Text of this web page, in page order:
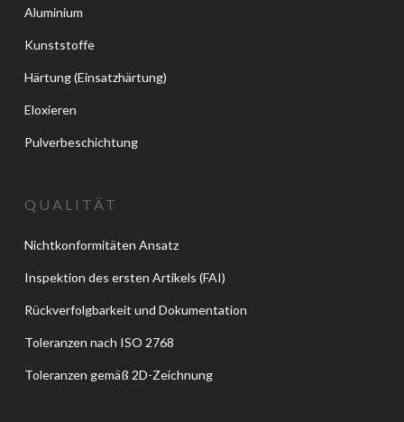
Aluminium
Kunststoffe
Härtung (Einsatzhärtung)
Eloxieren
Pulverbeschichtung
QUALITÄT
Nichtkonformitäten Ansatz
Inspektion des ersten Artikels (FAI)
Rückverfolgbarkeit und Dokumentation
Toleranzen nach ISO 2768
Toleranzen gemäß 2D-Zeichnung